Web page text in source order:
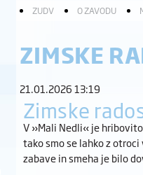
ZUDV O ZAVODU
ZIMSKE
21.01.2026 13:19
Zimske
V »Mali Nedli« je
tako smo se lahko z
zabave in smeha je bilo